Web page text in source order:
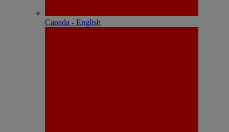
Canada - English